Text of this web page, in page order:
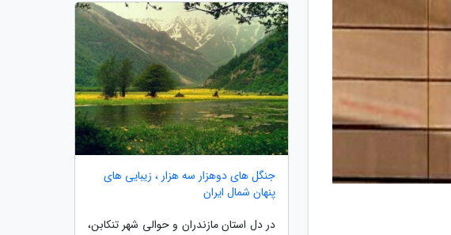
جنگل های دوهزار سه هزار ، زیبایی های
پنهان شمال ایران
در دل استان مازندران و حوالی شهر تنکابن،